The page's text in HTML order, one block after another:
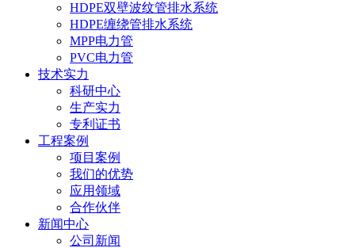
HDPE双壁波纹管排水系统
HDPE缠绕管排水系统
MPP电力管
PVC电力管
技术实力
科研中心
生产实力
专利证书
工程案例
项目案例
我们的优势
应用领域
合作伙伴
新闻中心
公司新闻